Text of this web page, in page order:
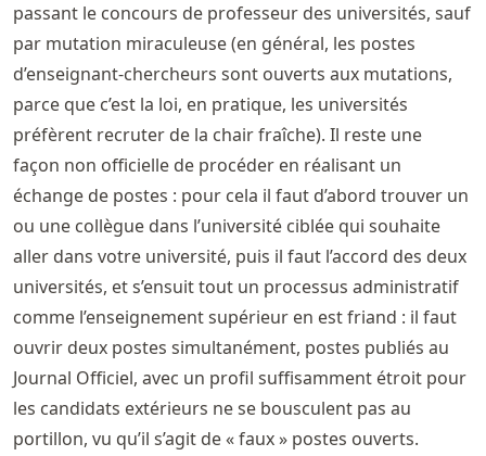
passant le concours de professeur des universités, sauf
par mutation miraculeuse (en général, les postes
d’enseignant-chercheurs sont ouverts aux mutations,
parce que c’est la loi, en pratique, les universités
préfèrent recruter de la chair fraîche). Il reste une
façon non officielle de procéder en réalisant un
échange de postes : pour cela il faut d’abord trouver un
ou une collègue dans l’université ciblée qui souhaite
aller dans votre université, puis il faut l’accord des deux
universités, et s’ensuit tout un processus administratif
comme l’enseignement supérieur en est friand : il faut
ouvrir deux postes simultanément, postes publiés au
Journal Officiel, avec un profil suffisamment étroit pour
les candidats extérieurs ne se bousculent pas au
portillon, vu qu’il s’agit de « faux » postes ouverts.